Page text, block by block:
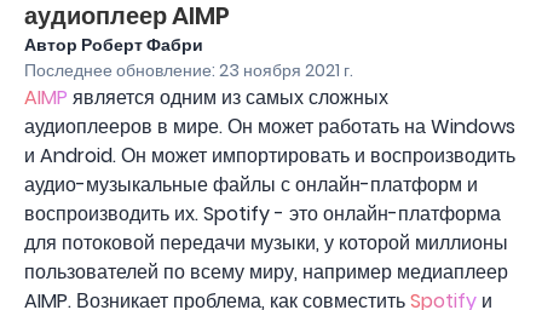
аудиоплеер AIMP
Автор Роберт Фабри
Последнее обновление: 23 ноября 2021 г.
AIMP является одним из самых сложных
аудиоплееров в мире. Он может работать на Windows
и Android. Он может импортировать и воспроизводить
аудио-музыкальные файлы с онлайн-платформ и
воспроизводить их. Spotify - это онлайн-платформа
для потоковой передачи музыки, у которой миллионы
пользователей по всему миру, например медиаплеер
AIMP. Возникает проблема, как совместитьSpotify и